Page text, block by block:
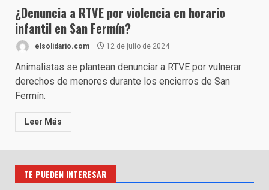
¿Denuncia a RTVE por violencia en horario
infantil en San Fermín?
elsolidario.com 12 de julio de 2024
Animalistas se plantean denunciar a RTVE por vulnerar
derechos de menores durante los encierros de San
Fermín.
Leer Más
TE PUEDEN INTERESAR